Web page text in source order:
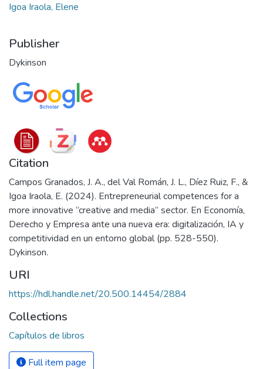
Igoa Iraola, Elene
Publisher
Dykinson
Citation
Campos Granados, J. A., del Val Román, J. L., Díez Ruiz, F., &
Igoa Iraola, E. (2024). Entrepreneurial competences for a
more innovative “creative and media” sector. En Economía,
Derecho y Empresa ante una nueva era: digitalización, IA y
competitividad en un entorno global (pp. 528-550).
Dykinson.
URI
https://hdl.handle.net/20.500.14454/2884
Collections
Capítulos de libros
Full item page